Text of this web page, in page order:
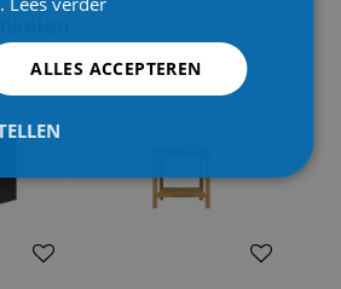
ALLES ACCEPTEREN